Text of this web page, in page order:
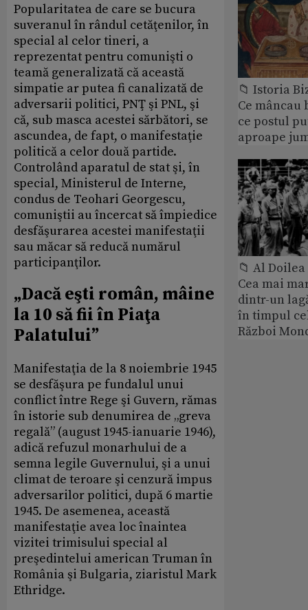
Popularitatea de care se bucura
suveranul în rândul cetăţenilor, în
special al celor tineri, a
reprezentat pentru comunişti o
teamă generalizată că această
simpatie ar putea fi canalizată de
adversarii politici, PNŢ şi PNL, şi
că, sub masca acestei sărbători, se
ascundea, de fapt, o manifestaţie
politică a celor două partide.
Controlând aparatul de stat şi, în
special, Ministerul de Interne,
condus de Teohari Georgescu,
comuniştii au încercat să împiedice
desfăşurarea acestei manifestaţii
sau măcar să reducă numărul
participanţilor.
„Dacă eşti român, mâine
la 10 să fii în Piaţa
Palatului”
Manifestaţia de la 8 noiembrie 1945
se desfăşura pe fundalul unui
conflict între Rege şi Guvern, rămas
în istorie sub denumirea de „greva
regală” (august 1945-ianuarie 1946),
adică refuzul monarhului de a
semna legile Guvernului, şi a unui
climat de teroare şi cenzură impus
adversarilor politici, după 6 martie
1945. De asemenea, această
manifestaţie avea loc înaintea
vizitei trimisului special al
preşedintelui american Truman în
România şi Bulgaria, ziaristul Mark
Ethridge.
📁 Istoria
Ce
ce postul
aproape
📁 Al
Cea mai
dintr-un
în timpul
Război